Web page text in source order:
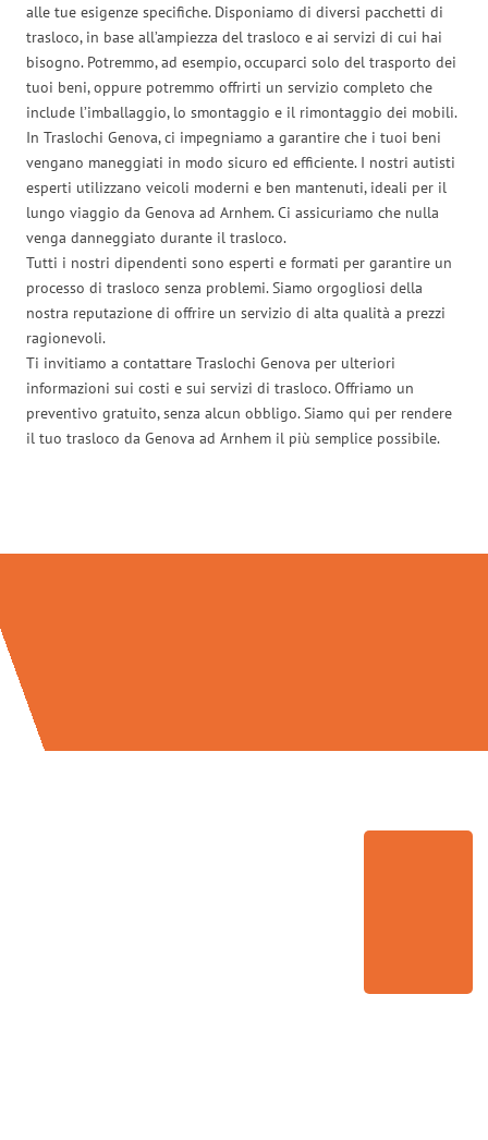
alle tue esigenze specifiche. Disponiamo di diversi pacchetti di
trasloco, in base all’ampiezza del trasloco e ai servizi di cui hai
bisogno. Potremmo, ad esempio, occuparci solo del trasporto dei
tuoi beni, oppure potremmo offrirti un servizio completo che
include l’imballaggio, lo smontaggio e il rimontaggio dei mobili.
In Traslochi Genova, ci impegniamo a garantire che i tuoi beni
vengano maneggiati in modo sicuro ed efficiente. I nostri autisti
esperti utilizzano veicoli moderni e ben mantenuti, ideali per il
lungo viaggio da Genova ad Arnhem. Ci assicuriamo che nulla
venga danneggiato durante il trasloco.
Tutti i nostri dipendenti sono esperti e formati per garantire un
processo di trasloco senza problemi. Siamo orgogliosi della
nostra reputazione di offrire un servizio di alta qualità a prezzi
ragionevoli.
Ti invitiamo a contattare Traslochi Genova per ulteriori
informazioni sui costi e sui servizi di trasloco. Offriamo un
preventivo gratuito, senza alcun obbligo. Siamo qui per rendere
il tuo trasloco da Genova ad Arnhem il più semplice possibile.